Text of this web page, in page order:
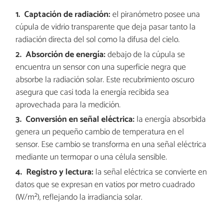
Captación de radiación:el piranómetro posee una
cúpula de vidrio transparente que deja pasar tanto la
radiación directa del sol como la difusa del cielo.
Absorción de energía:debajo de la cúpula se
encuentra un sensor con una superficie negra que
absorbe la radiación solar. Este recubrimiento oscuro
asegura que casi toda la energía recibida sea
aprovechada para la medición.
Conversión en señal eléctrica: la energía absorbida
genera un pequeño cambio de temperatura en el
sensor. Ese cambio se transforma en una señal eléctrica
mediante un termopar o una célula sensible.
Registro y lectura: la señal eléctrica se convierte en
datos que se expresan en vatios por metro cuadrado
(W/m²), reflejando la irradiancia solar.